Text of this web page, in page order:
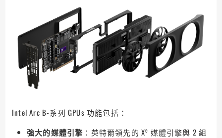
Intel Arc B-系列 GPUs 功能包括：
強大的媒體引擎 ：英特爾領先的 Xe 媒體引擎與 2 組